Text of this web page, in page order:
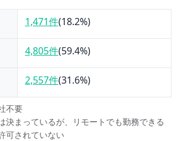
1,471件(18.2%)
4,805件(59.4%)
2,557件(31.6%)
不要
決まっているが、リモートでも勤務できる
可されていない